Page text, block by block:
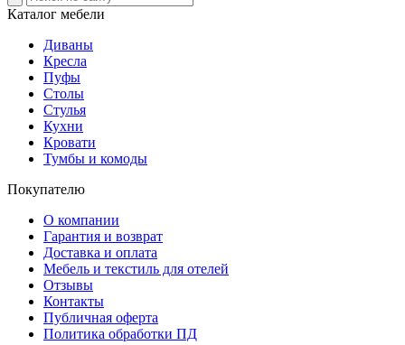
Каталог мебели
Диваны
Кресла
Пуфы
Столы
Стулья
Кухни
Кровати
Тумбы и комоды
Покупателю
О компании
Гарантия и возврат
Доставка и оплата
Мебель и текстиль для отелей
Отзывы
Контакты
Публичная оферта
Политика обработки ПД